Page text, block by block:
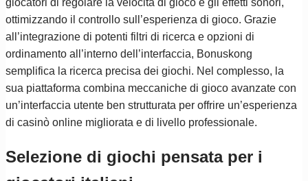
ottimizzando il controllo sull’esperienza di gioco. Grazie
all’integrazione di potenti filtri di ricerca e opzioni di
ordinamento all’interno dell’interfaccia, Bonuskong
semplifica la ricerca precisa dei giochi. Nel complesso, la
sua piattaforma combina meccaniche di gioco avanzate con
un’interfaccia utente ben strutturata per offrire un’esperienza
di casinò online migliorata e di livello professionale.
Selezione di giochi pensata per i